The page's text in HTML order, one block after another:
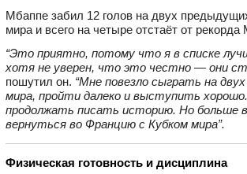
Мбаппе забил 12 голов на двух
мира и всего на четыре отстаёт от
“Это приятно, потому что я в списке
хотя не уверен, что это честно — они
пошутил он. “Мне повезло сыграть на
мира, пройти далеко и выступить хорошо.
продолжать писать историю. Но больше
вернуться во Францию с Кубком мира”.
Физическая готовность и дисциплина